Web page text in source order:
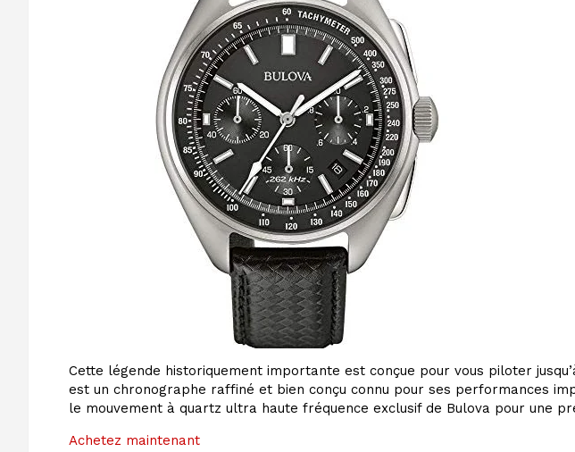
Cette légende historiquement importante est conçue pour vous piloter
est un chronographe raffiné et bien conçu connu pour ses performances
le mouvement à quartz ultra haute fréquence exclusif de Bulova pour une
Achetez maintenant